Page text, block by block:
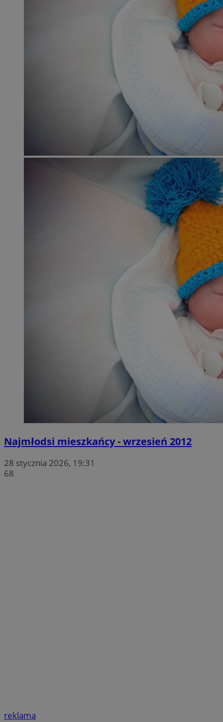
Najmłodsi mieszkańcy - wrzesień 2012
28 stycznia 2026, 19:31
68
reklama